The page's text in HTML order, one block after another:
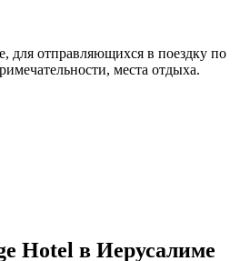
для отправляющихся в поездку по
места отдыха.
Hotel в Иерусалиме